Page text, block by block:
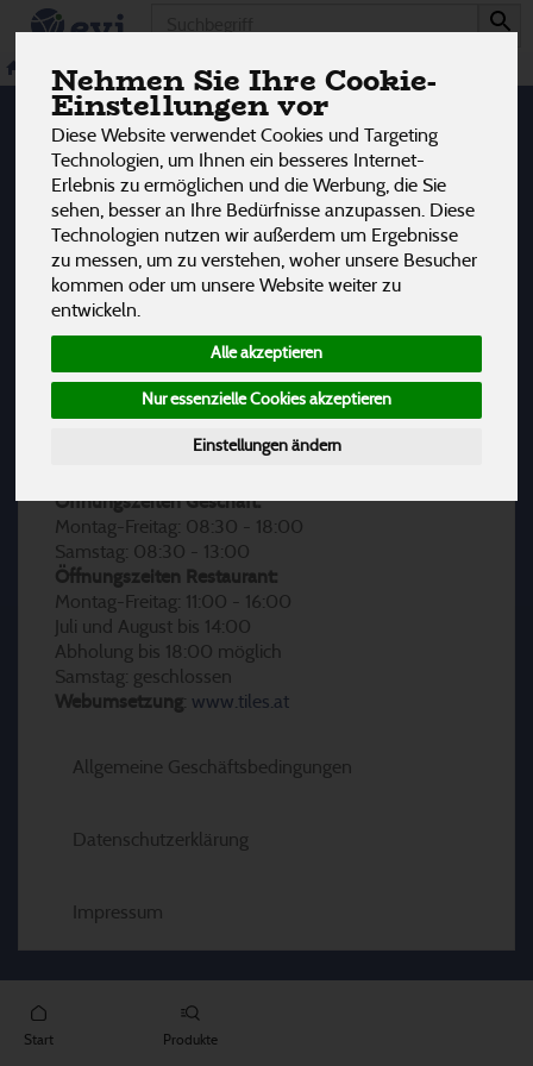
Nehmen Sie Ihre Cookie-
Einstellungen vor
Diese Website verwendet Cookies und Targeting
Technologien, um Ihnen ein besseres Internet-
Erlebnis zu ermöglichen und die Werbung, die Sie
sehen, besser an Ihre Bedürfnisse anzupassen. Diese
Technologien nutzen wir außerdem um Ergebnisse
zu messen, um zu verstehen, woher unsere Besucher
kommen oder um unsere Website weiter zu
entwickeln.
Alle akzeptieren
Nur essenzielle Cookies akzeptieren
Einstellungen ändern
*Alle Preise in Euro (€) inkl. gesetzlicher Mehrwertsteuer
* Die Preise werden laufend aktualisiert, dennoch können
Fehler auftreten. Es gilt der Preis an der Kassa.
Evi - Naturkost & Naturwaren HandelsgmbH
Kremser Landstraße 2
3100 St. Pölten
T: 02742/352092
M: evi@evinaturkost.at
AT-BIO-402
Öffnungszeiten Geschäft:
Montag-Freitag: 08:30 - 18:00
Samstag: 08:30 - 13:00
Öffnungszeiten Restaurant:
Montag-Freitag: 11:00 - 16:00
Juli und August bis 14:00
Abholung bis 18:00 möglich
Samstag: geschlossen
Webumsetzung: www.tiles.at
Allgemeine Geschäftsbedingungen
Datenschutzerklärung
Impressum
Start Produkte